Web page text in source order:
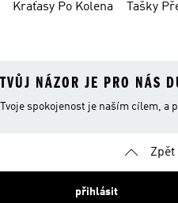
Kraťasy Po Kolena
Tašky
TVŮJ NÁZOR JE PRO NÁS
Tvoje spokojenost je naším cílem, a
Zpět
přihlásit